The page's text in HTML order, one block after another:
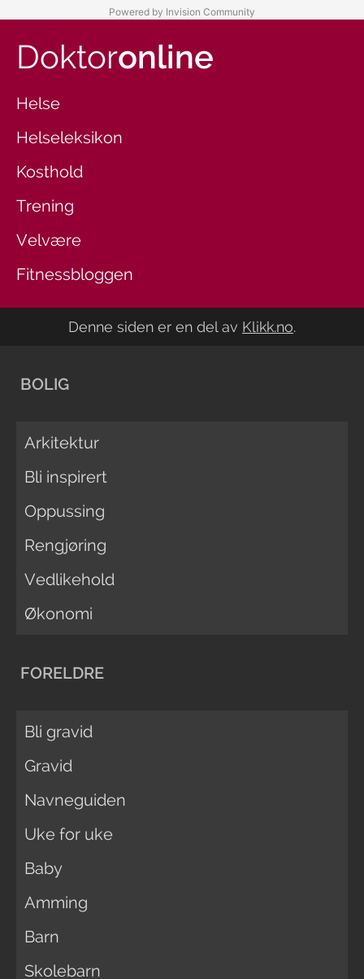
Powered by Invision Community
Doktoronline
Helse
Helseleksikon
Kosthold
Trening
Velvære
Fitnessbloggen
Denne siden er en del av Klikk.no.
BOLIG
Arkitektur
Bli inspirert
Oppussing
Rengjøring
Vedlikehold
Økonomi
FORELDRE
Bli gravid
Gravid
Navneguiden
Uke for uke
Baby
Amming
Barn
Skolebarn